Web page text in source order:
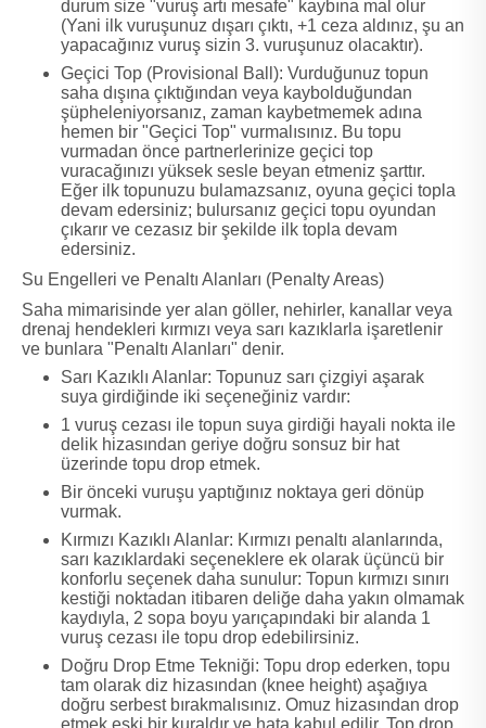
durum size "vuruş artı mesafe" kaybına mal olur
(Yani ilk vuruşunuz dışarı çıktı, +1 ceza aldınız, şu an
yapacağınız vuruş sizin 3. vuruşunuz olacaktır).
Geçici Top (Provisional Ball): Vurduğunuz topun
saha dışına çıktığından veya kaybolduğundan
şüpheleniyorsanız, zaman kaybetmemek adına
hemen bir "Geçici Top" vurmalısınız. Bu topu
vurmadan önce partnerlerinize geçici top
vuracağınızı yüksek sesle beyan etmeniz şarttır.
Eğer ilk topunuzu bulamazsanız, oyuna geçici topla
devam edersiniz; bulursanız geçici topu oyundan
çıkarır ve cezasız bir şekilde ilk topla devam
edersiniz.
Su Engelleri ve Penaltı Alanları (Penalty Areas)
Saha mimarisinde yer alan göller, nehirler, kanallar veya
drenaj hendekleri kırmızı veya sarı kazıklarla işaretlenir
ve bunlara "Penaltı Alanları" denir.
Sarı Kazıklı Alanlar: Topunuz sarı çizgiyi aşarak
suya girdiğinde iki seçeneğiniz vardır:
1 vuruş cezası ile topun suya girdiği hayali nokta ile
delik hizasından geriye doğru sonsuz bir hat
üzerinde topu drop etmek.
Bir önceki vuruşu yaptığınız noktaya geri dönüp
vurmak.
Kırmızı Kazıklı Alanlar: Kırmızı penaltı alanlarında,
sarı kazıklardaki seçeneklere ek olarak üçüncü bir
konforlu seçenek daha sunulur: Topun kırmızı sınırı
kestiği noktadan itibaren deliğe daha yakın olmamak
kaydıyla, 2 sopa boyu yarıçapındaki bir alanda 1
vuruş cezası ile topu drop edebilirsiniz.
Doğru Drop Etme Tekniği: Topu drop ederken, topu
tam olarak diz hizasından (knee height) aşağıya
doğru serbest bırakmalısınız. Omuz hizasından drop
etmek eski bir kuraldır ve hata kabul edilir. Top drop